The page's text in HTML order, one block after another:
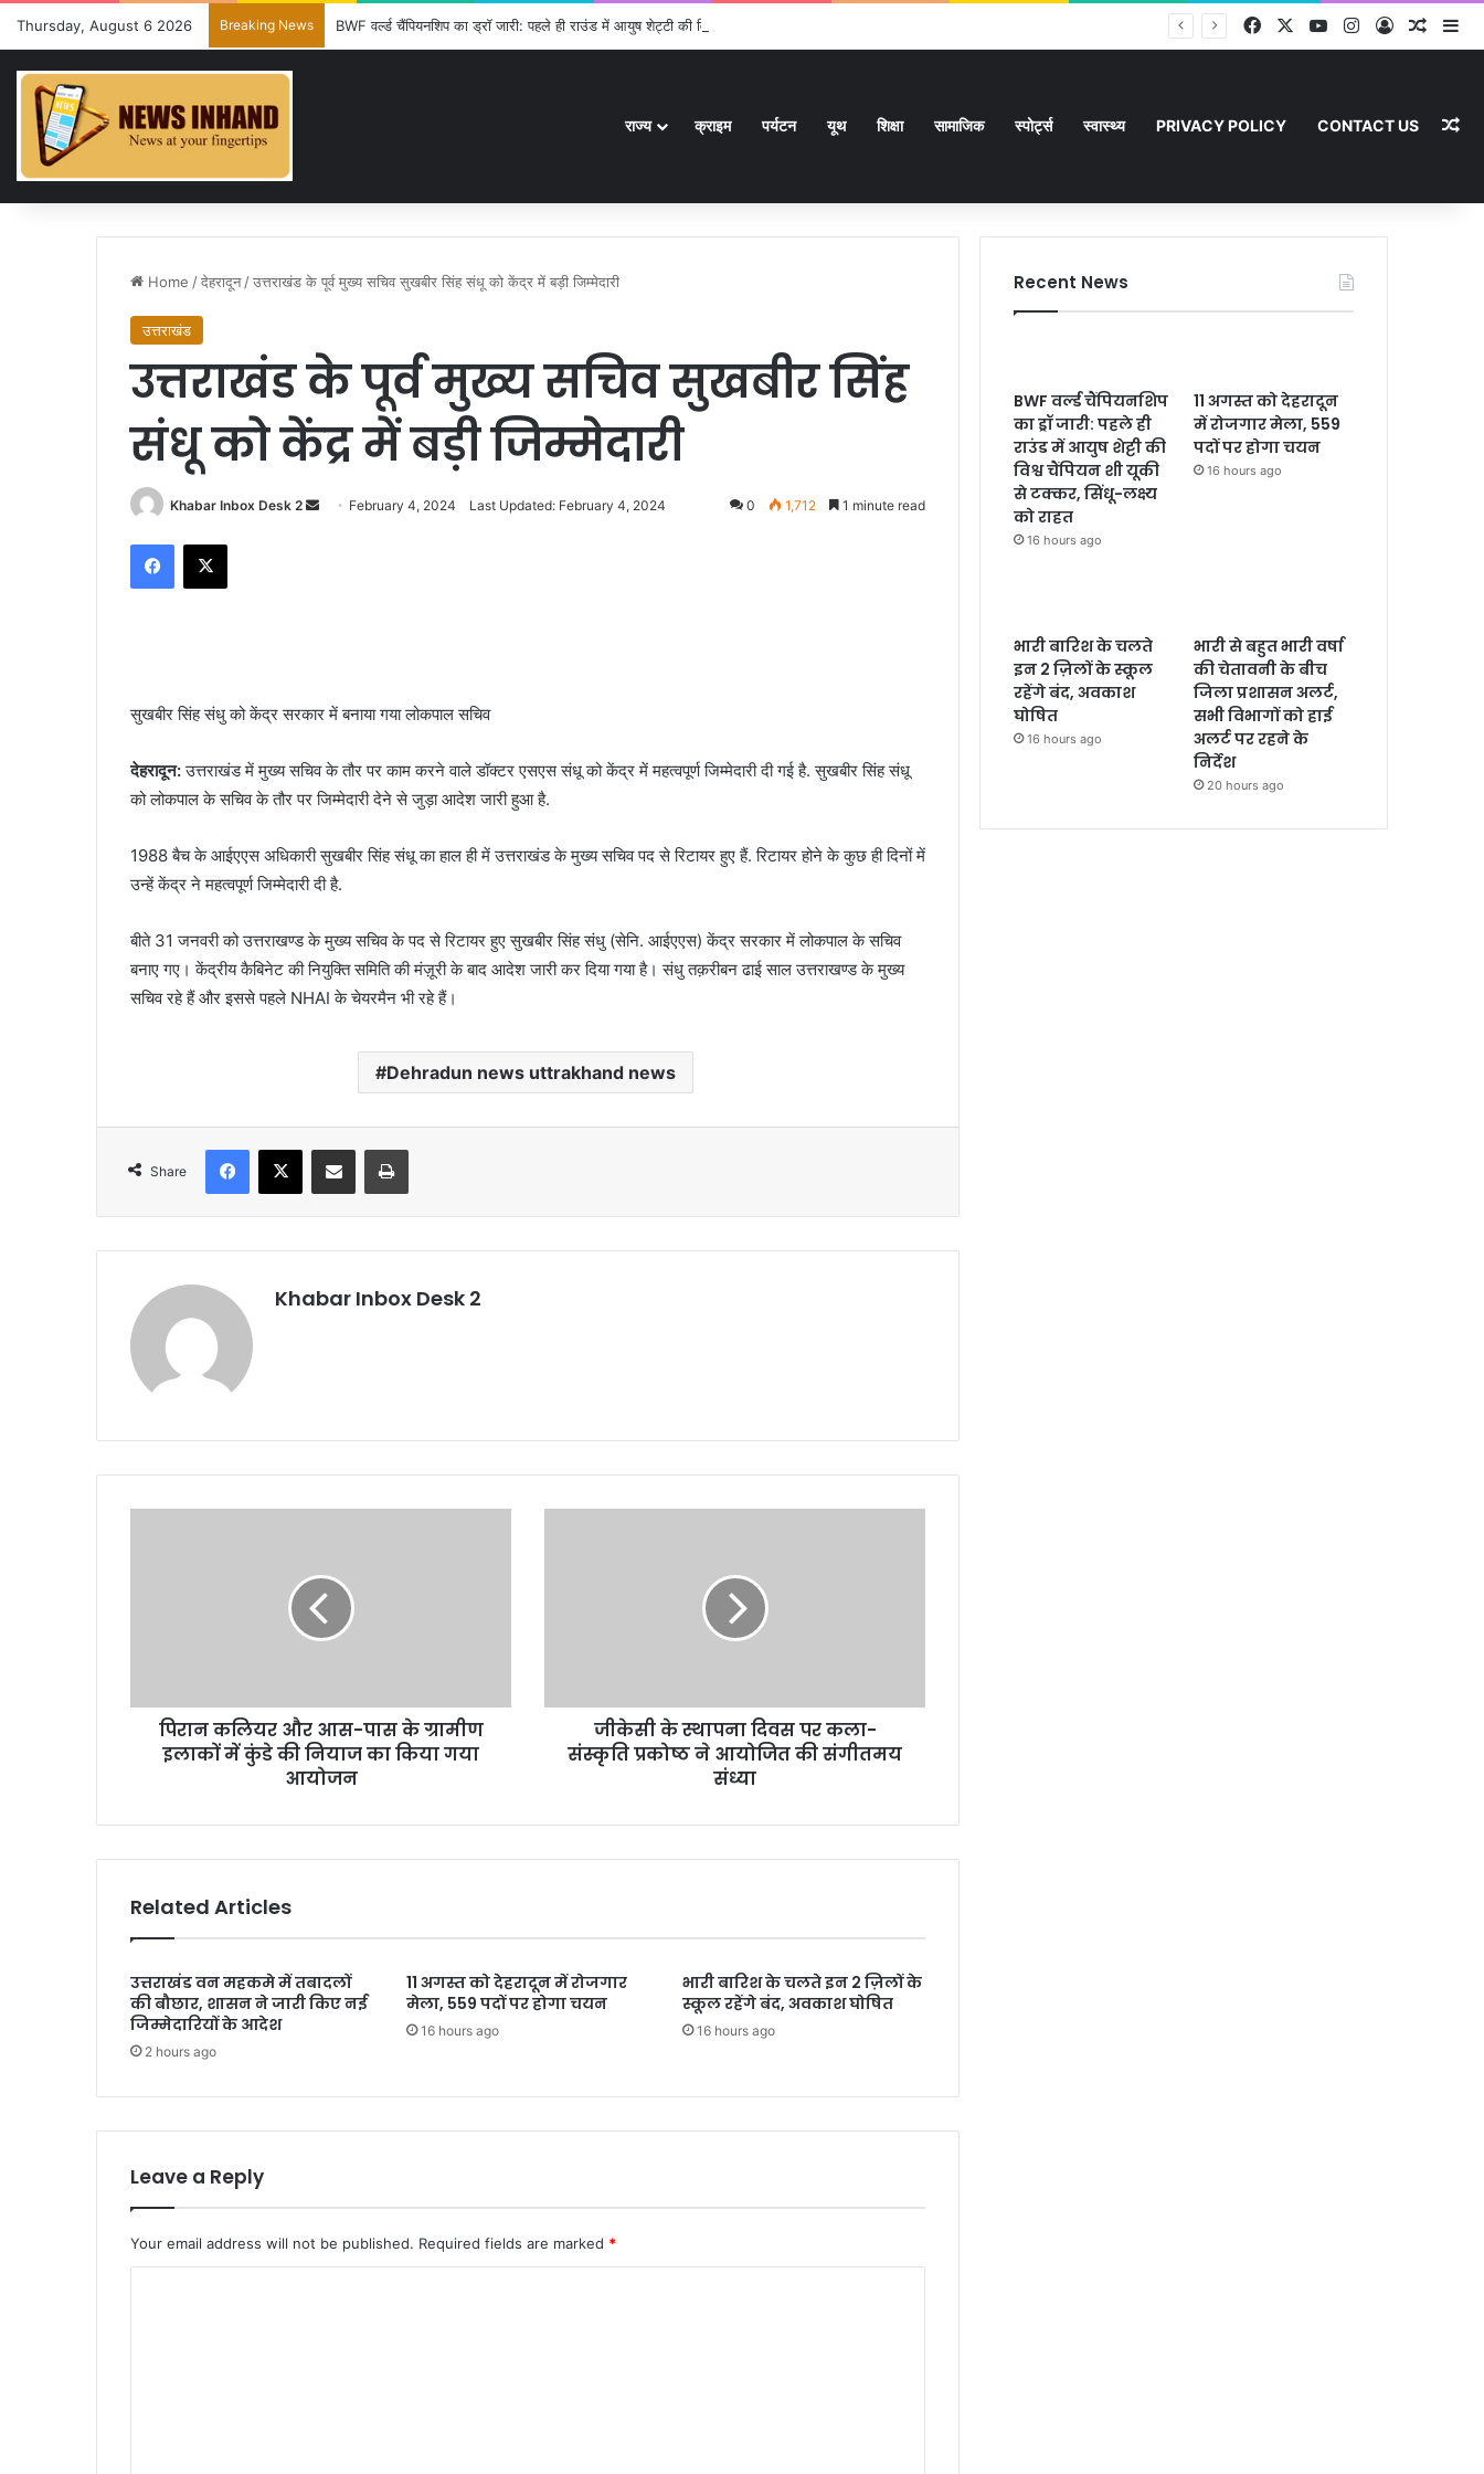
Thursday, August 6 2026 Breaking News BWF वर्ल्ड चैंपियनशिप का ड्रॉ जारी: पहले ही राउंड में आयुष शेट्टी की विश्व चैंपियन शी यूकी से टक्कर, सिंधू-लक्ष्य को राहत FacebookYouTubeInstagram
Log In
राज्य क्राइम पर्यटन यूथ शिक्षा सामाजिक स्पोर्ट्स स्वास्थ्य PRIVACY POLICY CONTACT US
Home /देहरादून /उत्तराखंड के पूर्व मुख्य सचिव सुखबीर सिंह संधू को केंद्र में बड़ी जिम्मेदारी
उत्तराखंड
उत्तराखंड के पूर्व मुख्य सचिव सुखबीर सिंह
संधू को केंद्र में बड़ी जिम्मेदारी
Khabar Inbox Desk 2
Send February 4, 2024 Last Updated: February 4, 2024 0 1,712 1 minute read
Facebook
X
सुखबीर सिंह संधु को केंद्र सरकार में बनाया गया लोकपाल सचिव
देहरादून:उत्तराखंड में मुख्य सचिव के तौर पर काम करने वाले डॉक्टर एसएस संधू को केंद्र में महत्वपूर्ण जिम्मेदारी दी गई है. सुखबीर सिंह संधू
को लोकपाल के सचिव के तौर पर जिम्मेदारी देने से जुड़ा आदेश जारी हुआ है.
1988 बैच के आईएएस अधिकारी सुखबीर सिंह संधू का हाल ही में उत्तराखंड के मुख्य सचिव पद से रिटायर हुए हैं. रिटायर होने के कुछ ही दिनों में
उन्हें केंद्र ने महत्वपूर्ण जिम्मेदारी दी है.
बीते 31 जनवरी को उत्तराखण्ड के मुख्य सचिव के पद से रिटायर हुए सुखबीर सिंह संधु (सेनि. आईएएस) केंद्र सरकार में लोकपाल के सचिव
बनाए गए। केंद्रीय कैबिनेट की नियुक्ति समिति की मंज़ूरी के बाद आदेश जारी कर दिया गया है। संधु तक़रीबन ढाई साल उत्तराखण्ड के मुख्य
सचिव रहे हैं और इससे पहले NHAI के चेयरमैन भी रहे हैं।
Dehradun news uttrakhand news
Share
Facebook
X Share via Email Print
Khabar Inbox Desk 2
में
किया
पिरान कलियर और आस-पास के ग्रामीण
इलाकों में कुंडे की नियाज का किया गया
आयोजन
ने
जीकेसी के स्थापना दिवस पर कला-
संस्कृति प्रकोष्ठ ने आयोजित की संगीतमय
संध्या
Related Articles
उत्तराखंड वन महकमे में तबादलों
की बौछार, शासन ने जारी किए नई
जिम्मेदारियों के आदेश
2 hours ago
11 अगस्त को देहरादून में रोजगार
मेला, 559 पदों पर होगा चयन
16 hours ago
भारी बारिश के चलते इन 2 ज़िलों के
स्कूल रहेंगे बंद, अवकाश घोषित
16 hours ago
Leave a Reply
Your email address will not be published. Required fields are marked *
Recent News
BWF वर्ल्ड चैंपियनशिप
का ड्रॉ जारी: पहले ही
राउंड में आयुष शेट्टी की
विश्व चैंपियन शी यूकी
से टक्कर, सिंधू-लक्ष्य
को राहत
16 hours ago
11 अगस्त को देहरादून
में रोजगार मेला, 559
पदों पर होगा चयन
16 hours ago
भारी बारिश के चलते
इन 2 ज़िलों के स्कूल
रहेंगे बंद, अवकाश
घोषित
16 hours ago
भारी से बहुत भारी वर्षा
की चेतावनी के बीच
जिला प्रशासन अलर्ट,
सभी विभागों को हाई
अलर्ट पर रहने के
निर्देश
20 hours ago